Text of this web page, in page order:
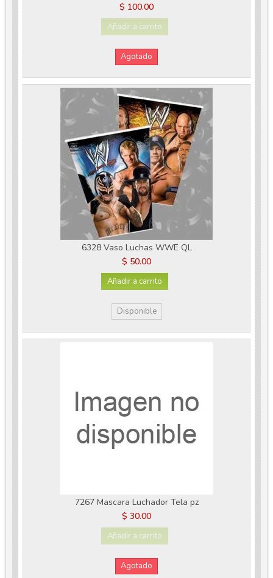
$ 100.00
Añadir a carrito
Agotado
6328 Vaso Luchas WWE QL
$ 50.00
Añadir a carrito
Disponible
7267 Mascara Luchador Tela pz
$ 30.00
Añadir a carrito
Agotado